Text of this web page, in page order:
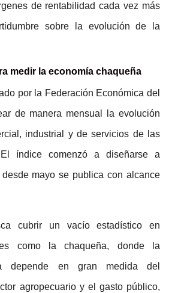
de rentabilidad cada vez más
sobre la evolución de la
medir la economía chaqueña
por la Federación Económica del
de manera mensual la evolución
industrial y de servicios de las
El índice comenzó a diseñarse a
mayo se publica con alcance
cubrir un vacío estadístico en
como la chaqueña, donde la
depende en gran medida del
agropecuario y el gasto público,